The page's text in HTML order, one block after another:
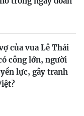
của vua Lê Thái
công lớn, người
lực, gây tranh